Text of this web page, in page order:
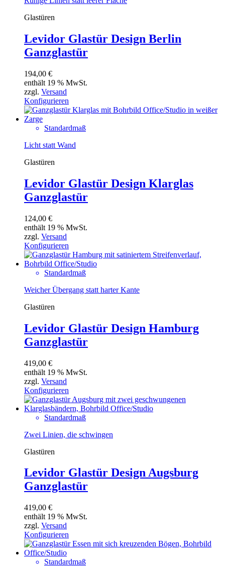
Glastüren
Levidor Glastür Design Berlin
Ganzglastür
194,00 €
enthält 19 % MwSt.
zzgl. Versand
Konfigurieren
Standardmaß
Licht statt Wand
Glastüren
Levidor Glastür Design Klarglas
Ganzglastür
124,00 €
enthält 19 % MwSt.
zzgl. Versand
Konfigurieren
Standardmaß
Weicher Übergang statt harter Kante
Glastüren
Levidor Glastür Design Hamburg
Ganzglastür
419,00 €
enthält 19 % MwSt.
zzgl. Versand
Konfigurieren
Standardmaß
Zwei Linien, die schwingen
Glastüren
Levidor Glastür Design Augsburg
Ganzglastür
419,00 €
enthält 19 % MwSt.
zzgl. Versand
Konfigurieren
Standardmaß